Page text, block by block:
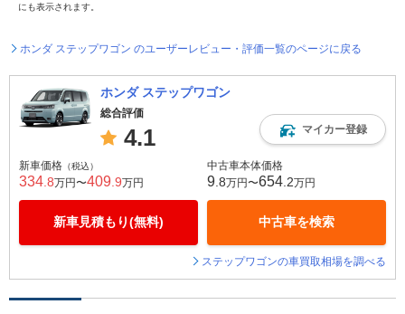
にも表示されます。
ホンダ ステップワゴン のユーザーレビュー・評価一覧のページに戻る
ホンダ ステップワゴン
総合評価
4.1 マイカー登録
新車価格 （税込）
334 .8万円〜409 .9万円
新車見積もり(無料)
中古車本体価格
9 .8万円〜654 .2万円
中古車を検索
ステップワゴンの車買取相場を調べる